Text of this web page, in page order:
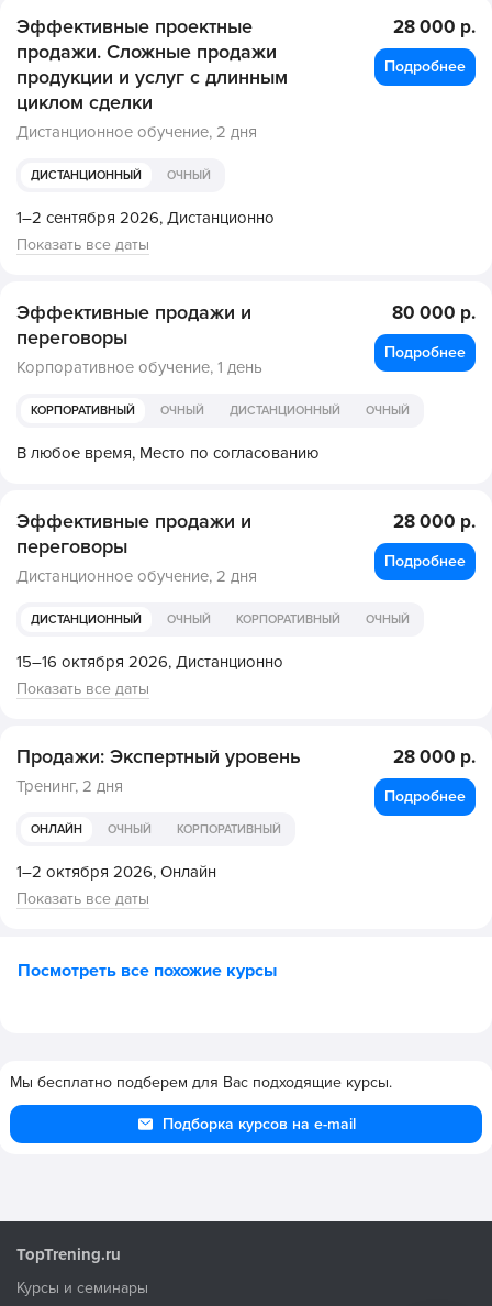
Эффективные проектные
продажи. Сложные продажи
продукции и услуг с длинным
циклом сделки
Дистанционное обучение, 2 дня
ДИСТАНЦИОННЫЙ ОЧНЫЙ
1–2 сентября 2026, Дистанционно
Показать все даты
28 000 р.
Подробнее
Эффективные продажи и
переговоры
Корпоративное обучение, 1 день
КОРПОРАТИВНЫЙ ОЧНЫЙ ДИСТАНЦИОННЫЙ ОЧНЫЙ
В любое время, Место по согласованию
80 000 р.
Подробнее
Эффективные продажи и
переговоры
Дистанционное обучение, 2 дня
ДИСТАНЦИОННЫЙ ОЧНЫЙ КОРПОРАТИВНЫЙ ОЧНЫЙ
15–16 октября 2026, Дистанционно
Показать все даты
28 000 р.
Подробнее
Продажи: Экспертный уровень
Тренинг, 2 дня
ОНЛАЙН ОЧНЫЙ КОРПОРАТИВНЫЙ
1–2 октября 2026, Онлайн
Показать все даты
28 000 р.
Подробнее
Посмотреть все похожие курсы
Мы бесплатно подберем для Вас подходящие курсы.
Подборка курсов на e-mail
TopTrening.ru
Курсы и семинары